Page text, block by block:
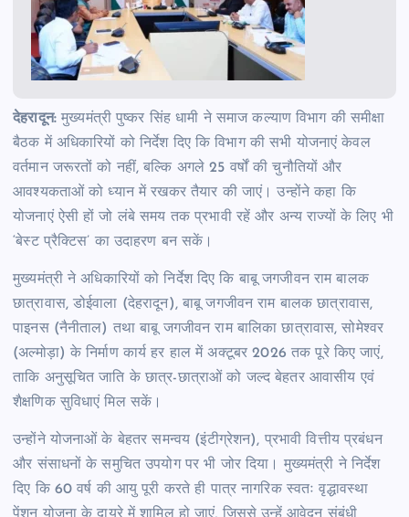
देहरादून:मुख्यमंत्री पुष्कर सिंह धामी ने समाज कल्याण विभाग की समीक्षा
बैठक में अधिकारियों को निर्देश दिए कि विभाग की सभी योजनाएं केवल
वर्तमान जरूरतों को नहीं, बल्कि अगले 25 वर्षों की चुनौतियों और
आवश्यकताओं को ध्यान में रखकर तैयार की जाएं। उन्होंने कहा कि
योजनाएं ऐसी हों जो लंबे समय तक प्रभावी रहें और अन्य राज्यों के लिए भी
‘बेस्ट प्रैक्टिस’ का उदाहरण बन सकें।
मुख्यमंत्री ने अधिकारियों को निर्देश दिए कि बाबू जगजीवन राम बालक
छात्रावास, डोईवाला (देहरादून), बाबू जगजीवन राम बालक छात्रावास,
पाइनस (नैनीताल) तथा बाबू जगजीवन राम बालिका छात्रावास, सोमेश्वर
(अल्मोड़ा) के निर्माण कार्य हर हाल में अक्टूबर 2026 तक पूरे किए जाएं,
ताकि अनुसूचित जाति के छात्र-छात्राओं को जल्द बेहतर आवासीय एवं
शैक्षणिक सुविधाएं मिल सकें।
उन्होंने योजनाओं के बेहतर समन्वय (इंटीग्रेशन), प्रभावी वित्तीय प्रबंधन
और संसाधनों के समुचित उपयोग पर भी जोर दिया। मुख्यमंत्री ने निर्देश
दिए कि 60 वर्ष की आयु पूरी करते ही पात्र नागरिक स्वतः वृद्धावस्था